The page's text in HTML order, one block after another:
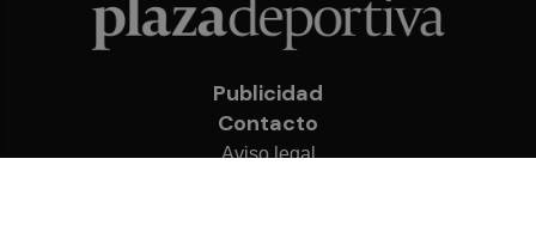
Publicidad
Contacto
Aviso legal